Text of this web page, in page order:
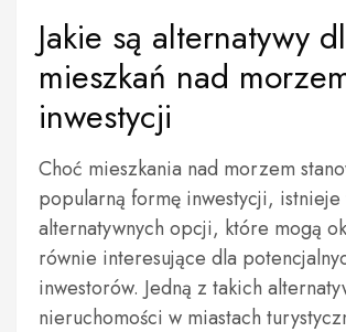
Jakie są alternatywy
mieszkań nad
inwestycji
Choć mieszkania nad morzem
popularną formę inwestycji,
alternatywnych opcji, które mogą
równie interesujące dla
inwestorów. Jedną z takich
nieruchomości w miastach